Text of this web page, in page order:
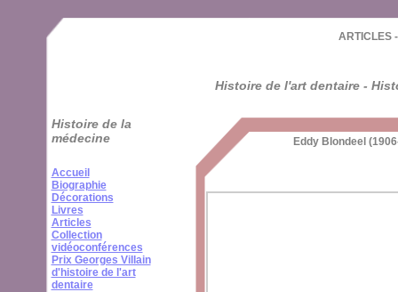
ARTICLES
Histoire de l'art dentaire -
Histoire de la
médecine
Accueil
Biographie
Décorations
Livres
Articles
Collection
vidéoconférences
Prix Georges Villain
d'histoire de l'art
dentaire
Eddy Blondeel